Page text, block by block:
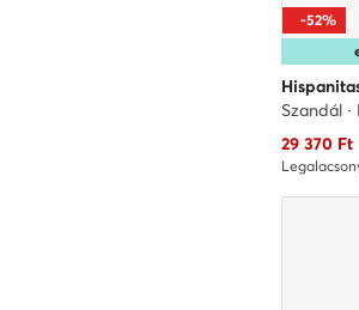
-52%
Szandál ·
Aktuális ár
29 370Ft